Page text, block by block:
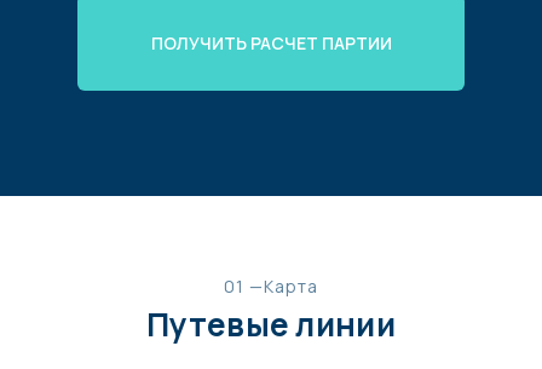
ПОЛУЧИТЬ РАСЧЕТ ПАРТИИ
01 —Карта
Путевые линии